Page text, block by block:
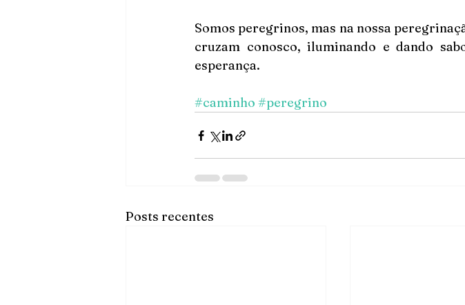
Somos peregrinos, mas na nossa
cruzam conosco, iluminando e dando
esperança.
#caminho #peregrino
Posts recentes